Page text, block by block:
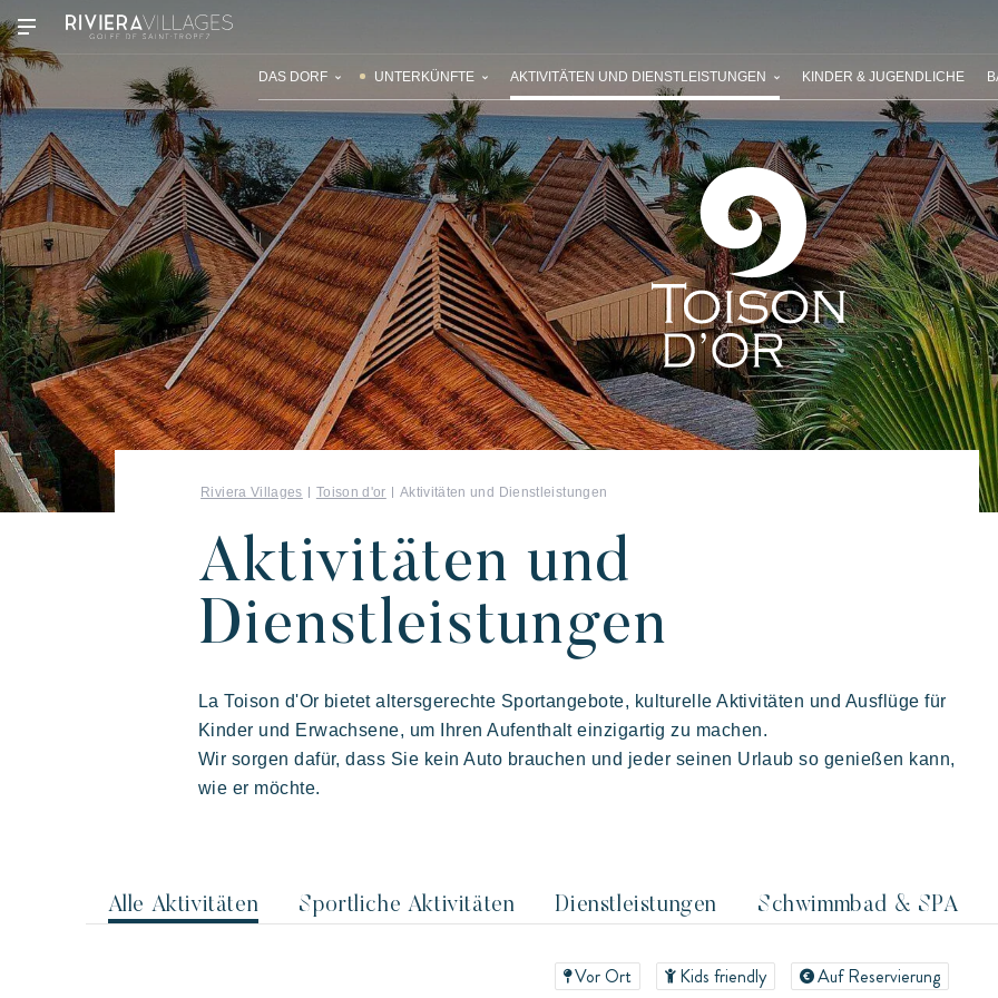
Unsere Dörfer
Entdecken Sie Riviera Villages
Ihr nächster Urlaub
DAS DORF UNTERKÜNFTE AKTIVITÄTEN UND DIENSTLEISTUNGEN KINDER & JUGENDLICHE
Riviera Villages Toison d'or Aktivitäten und Dienstleistungen
Aktivitäten und
Dienstleistungen
La Toison d'Or bietet altersgerechte Sportangebote, kulturelle Aktivitäten und Ausflüge für
Kinder und Erwachsene, um Ihren Aufenthalt einzigartig zu machen.
Wir sorgen dafür, dass Sie kein Auto brauchen und jeder seinen Urlaub so genießen kann,
wie er möchte.
Alle Aktivitäten Sportliche Aktivitäten Dienstleistungen Schwimmbad & SPA
Vor Ort Kids friendly Auf Reservierung